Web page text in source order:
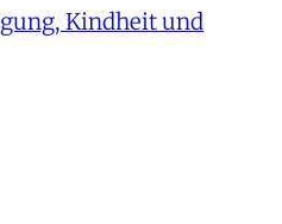
Kindheit und